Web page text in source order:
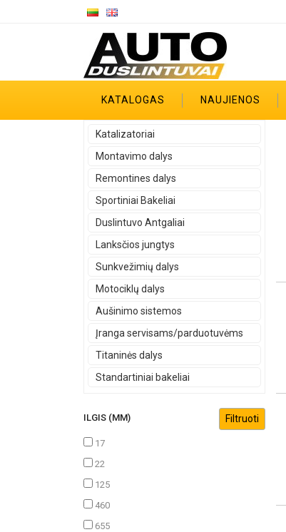
KATALOGAS NAUJIENOS
Katalizatoriai
Montavimo dalys
Remontines dalys
Sportiniai Bakeliai
Duslintuvo Antgaliai
Lanksčios jungtys
Sunkvežimių dalys
Motociklų dalys
Aušinimo sistemos
Įranga servisams/parduotuvėms
Titaninės dalys
Standartiniai bakeliai
ILGIS (MM)
17
22
125
460
655